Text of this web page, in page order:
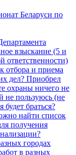
Беларуси по
взыскание (5 и
ответственности)
отбора и приема
дел? Приобрел
охраны ничего не
не пользуюсь (не
браться?
найти список
получения
городах
в разных